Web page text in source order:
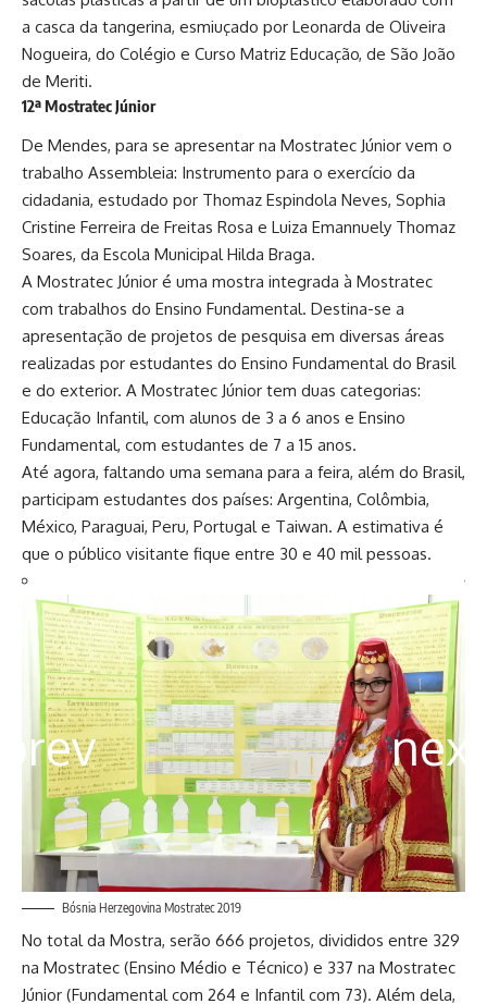
a casca da tangerina, esmiuçado por Leonarda de Oliveira
Nogueira, do Colégio e Curso Matriz Educação, de São João
de Meriti.
12ª Mostratec Júnior
De Mendes, para se apresentar na Mostratec Júnior vem o
trabalho Assembleia: Instrumento para o exercício da
cidadania, estudado por Thomaz Espindola Neves, Sophia
Cristine Ferreira de Freitas Rosa e Luiza Emannuely Thomaz
Soares, da Escola Municipal Hilda Braga.
A Mostratec Júnior é uma mostra integrada à Mostratec
com trabalhos do Ensino Fundamental. Destina-se a
apresentação de projetos de pesquisa em diversas áreas
realizadas por estudantes do Ensino Fundamental do Brasil
e do exterior. A Mostratec Júnior tem duas categorias:
Educação Infantil, com alunos de 3 a 6 anos e Ensino
Fundamental, com estudantes de 7 a 15 anos.
Até agora, faltando uma semana para a feira, além do Brasil,
participam estudantes dos países: Argentina, Colômbia,
México, Paraguai, Peru, Portugal e Taiwan. A estimativa é
que o público visitante fique entre 30 e 40 mil pessoas.
Bósnia Herzegovina Mostratec 2019
No total da Mostra, serão 666 projetos, divididos entre 329
na Mostratec (Ensino Médio e Técnico) e 337 na Mostratec
Júnior (Fundamental com 264 e Infantil com 73). Além dela,